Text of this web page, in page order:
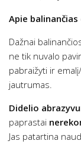
Apie
Dažnai
ne tik nuvalo
pabraižyti ir
jautrumas.
Didelio
paprastai
Jas patartina